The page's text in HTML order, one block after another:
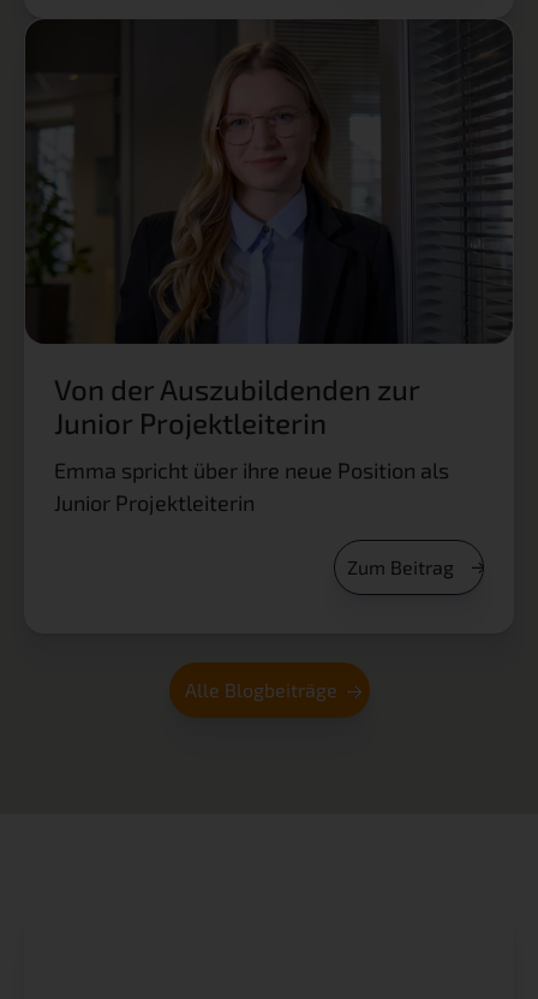
Von der Auszubildenden zur
Junior Projektleiterin
Emma spricht über ihre neue Position als
Junior Projektleiterin
Zum Beitrag
Alle Blogbeiträge